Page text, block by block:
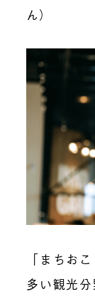
ん）
「まちお
多い観光